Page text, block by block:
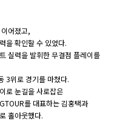
어졌고,
을 확인할 수 있었다.
실력을 발휘한 무결점 플레이를
3위로 경기를 마쳤다.
로 눈길을 사로잡은
를 대표하는 김홍택과
홀아웃했다.